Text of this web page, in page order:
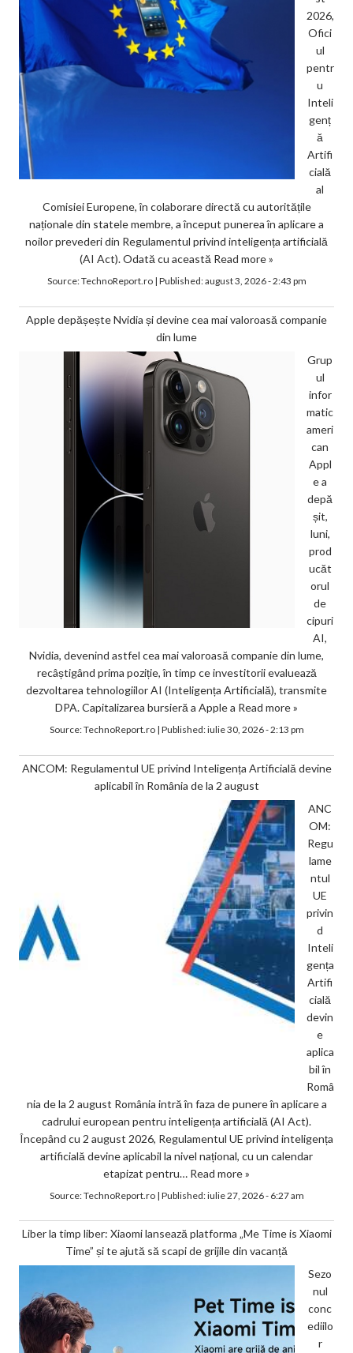
2026,
Ofici
ul
pentr
u
Inteli
genț
ă
Artifi
cială
al
Comisiei Europene, în colaborare directă cu autoritățile
naționale din statele membre, a început punerea în aplicare a
noilor prevederi din Regulamentul privind inteligența artificială
(AI Act). Odată cu această Read more »
Source:TechnoReport.ro| Published:august 3, 2026 - 2:43 pm
Apple depășește Nvidia și devine cea mai valoroasă companie
din lume
Grup
ul
infor
matic
ameri
can
Appl
e a
depă
șit,
luni,
prod
ucăt
orul
de
cipuri
AI,
Nvidia, devenind astfel cea mai valoroasă companie din lume,
recâștigând prima poziție, în timp ce investitorii evaluează
dezvoltarea tehnologiilor AI (Inteligența Artificială), transmite
DPA. Capitalizarea bursieră a Apple a Read more »
Source:TechnoReport.ro| Published:iulie 30, 2026 - 2:13 pm
ANCOM: Regulamentul UE privind Inteligența Artificială devine
aplicabil în România de la 2 august
ANC
OM:
Regu
lame
ntul
UE
privin
d
Inteli
gența
Artifi
cială
devin
e
aplica
bil în
Româ
nia de la 2 august România intră în faza de punere în aplicare a
cadrului european pentru inteligența artificială (AI Act).
Începând cu 2 august 2026, Regulamentul UE privind inteligența
artificială devine aplicabil la nivel național, cu un calendar
etapizat pentru… Read more »
Source:TechnoReport.ro| Published:iulie 27, 2026 - 6:27 am
Liber la timp liber: Xiaomi lansează platforma „Me Time is Xiaomi
Time” și te ajută să scapi de grijile din vacanță
Sezo
nul
conc
ediilo
r